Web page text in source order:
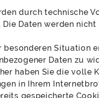
durch technische
Daten werden
Situation
Daten zu
haben Sie die
in Ihrem
gespeicherte